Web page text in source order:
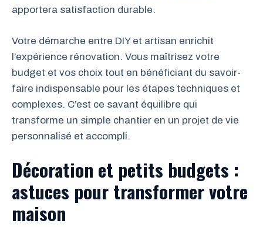
apportera satisfaction durable.
Votre démarche entre DIY et artisan enrichit
l’expérience rénovation. Vous maîtrisez votre
budget et vos choix tout en bénéficiant du savoir-
faire indispensable pour les étapes techniques et
complexes. C’est ce savant équilibre qui
transforme un simple chantier en un projet de vie
personnalisé et accompli.
Décoration et petits budgets :
astuces pour transformer votre
maison